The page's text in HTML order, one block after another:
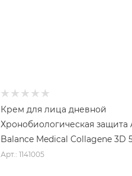
Крем для лица дневной
Хронобиологическая защита
Balance Medical Collagene 3D
Арт.: 1141005